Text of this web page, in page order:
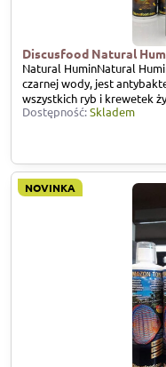
Discusfood Natural
Natural HuminNatural
czarnej wody, jest
wszystkich ryb i krewetek
Dostępność:Skladem
NOVINKA